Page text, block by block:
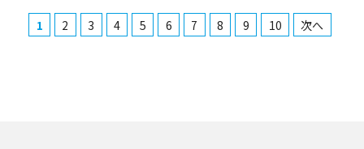
1 2 3 4 5 6 7 8 9 10 次へ